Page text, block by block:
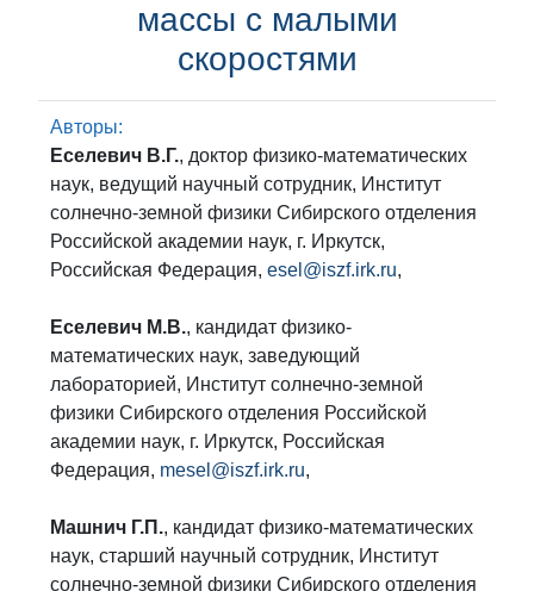
массы с малыми
скоростями
Авторы:
Еселевич В.Г., доктор физико-математических
наук, ведущий научный сотрудник, Институт
солнечно-земной физики Сибирского отделения
Российской академии наук, г. Иркутск,
Российская Федерация, esel@iszf.irk.ru,
Еселевич М.В., кандидат физико-
математических наук, заведующий
лабораторией, Институт солнечно-земной
физики Сибирского отделения Российской
академии наук, г. Иркутск, Российская
Федерация, mesel@iszf.irk.ru,
Машнич Г.П., кандидат физико-математических
наук, старший научный сотрудник, Институт
солнечно-земной физики Сибирского отделения